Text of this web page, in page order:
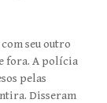
seu outro
fora. A polícia
pelas
Disseram